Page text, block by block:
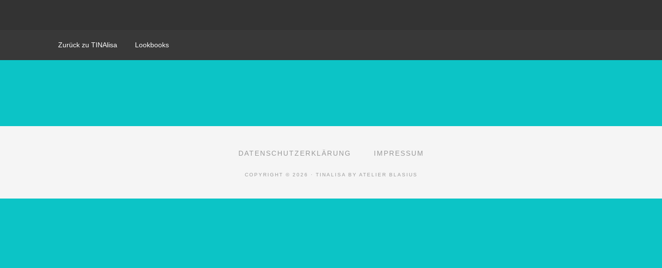
Zurück zu TINAlisa Lookbooks
DATENSCHUTZERKLÄRUNG IMPRESSUM
COPYRIGHT © 2026 · TINALISA BY ATELIER BLASIUS